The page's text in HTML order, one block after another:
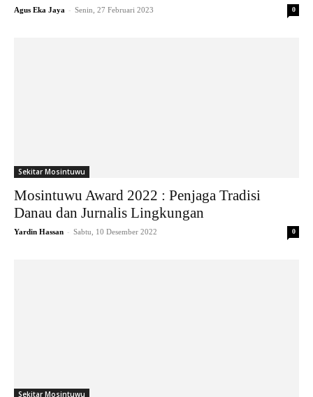
Agus Eka Jaya - Senin, 27 Februari 2023 0
Sekitar Mosintuwu
Mosintuwu Award 2022 : Penjaga Tradisi
Danau dan Jurnalis Lingkungan
Yardin Hassan - Sabtu, 10 Desember 2022 0
Sekitar Mosintuwu